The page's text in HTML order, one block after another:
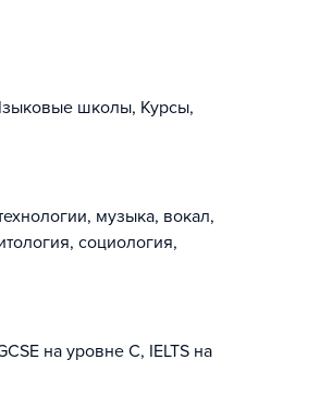
школы, Курсы,
музыка, вокал,
социология,
на уровне C, IELTS на